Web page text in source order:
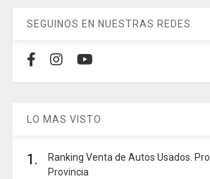
SEGUINOS EN NUESTRAS REDES
LO MAS VISTO
1.
Ranking Venta de Autos Usados.
Provincia